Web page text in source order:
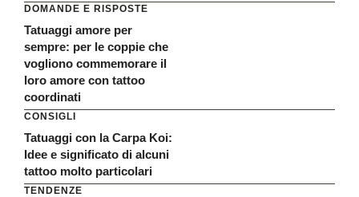
DOMANDE E RISPOSTE
Tatuaggi amore per
sempre: per le coppie che
vogliono commemorare il
loro amore con tattoo
coordinati
CONSIGLI
Tatuaggi con la Carpa Koi:
Idee e significato di alcuni
tattoo molto particolari
TENDENZE